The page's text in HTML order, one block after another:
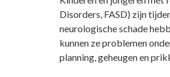
Disorders, FASD) zijn
neurologische schade
kunnen ze problemen
planning, geheugen en